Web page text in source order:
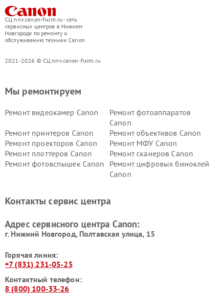
СЦ nnv.canon-fixim.ru - сеть
сервисных центров в Нижнем
Новгороде по ремонту и
обслуживанию техники Canon
2021-2026 © СЦ nnv.canon-fixim.ru
Мы ремонтируем
Ремонт видеокамер Canon
Ремонт фотоаппаратов
Canon
Ремонт принтеров Canon
Ремонт объективов Canon
Ремонт проекторов Canon
Ремонт МФУ Canon
Ремонт плоттеров Canon
Ремонт сканеров Canon
Ремонт фотовспышек Canon
Ремонт цифровых биноклей
Canon
Контакты сервис центра
Адрес сервисного центра Canon:
г. Нижний Новгород, Полтавская улица, 15
Горячая линия:
+7 (831) 231-05-25
Контактный телефон:
8 (800) 100-33-26